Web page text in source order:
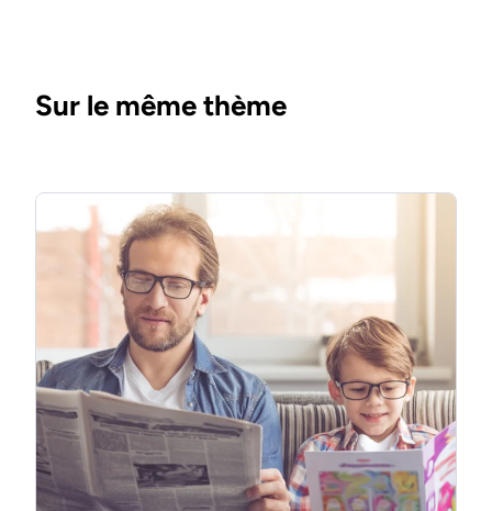
Sur le même thème